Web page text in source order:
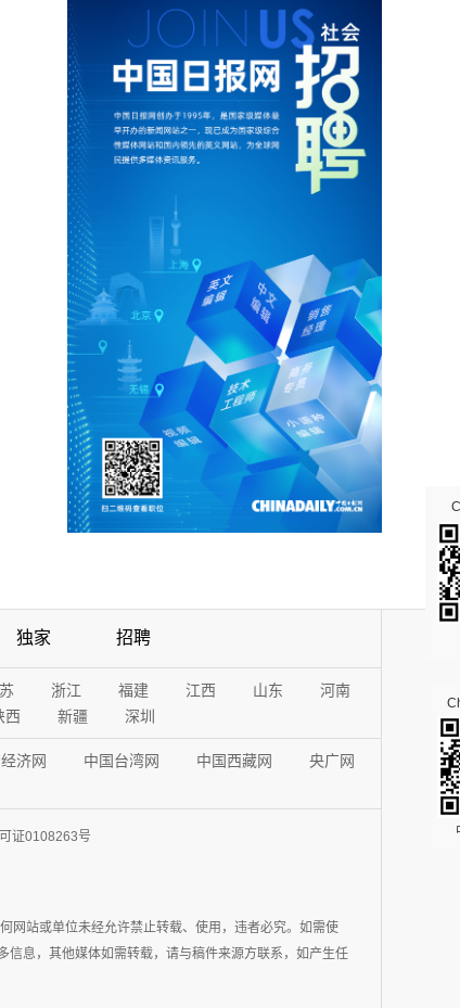
独家 招聘
浙江 福建 江西 山东
河南
西 新疆 深圳
济网 中国台湾网 中国西藏网
央广网
证0108263号
网站或单位未经允许禁止转载、使用，违者必究。如需使
信息，其他媒体如需转载，请与稿件来源方联系，如产生任